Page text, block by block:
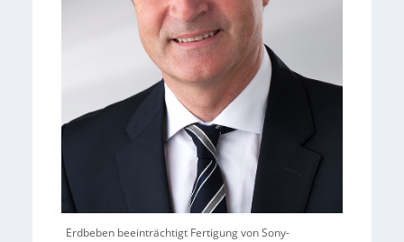
Erdbeben beeinträchtigt Fertigung von Sony-